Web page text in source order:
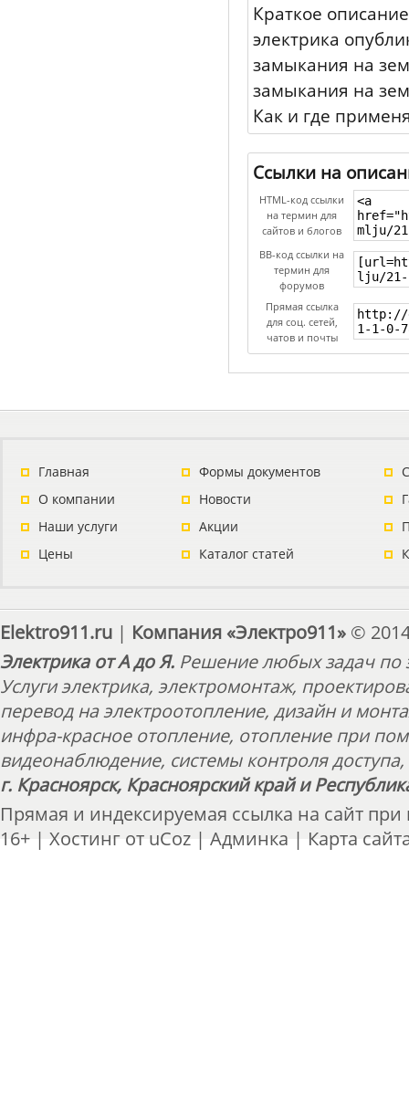
Краткое
электрика
замыкания на
замыкания на
Как и где
Ссылки на
HTML-код ссылки
на термин для
сайтов и блогов
BB-код ссылки на
термин для
форумов
Прямая ссылка
для соц. сетей,
чатов и почты
Главная
О компании
Наши услуги
Цены
Формы документов
Новости
Акции
Каталог статей
Elektro911.ru | Компания «Электро911» ©
Электрика от А до Я. Решение любых задач по
Услуги электрика, электромонтаж,
перевод на электроотопление, дизайн и
инфра-красное отопление, отопление при
видеонаблюдение, системы контроля
г. Красноярск, Красноярский край и
Прямая и индексируемая ссылка на сайт
16+ | Хостинг от uCoz | Админка | Карта